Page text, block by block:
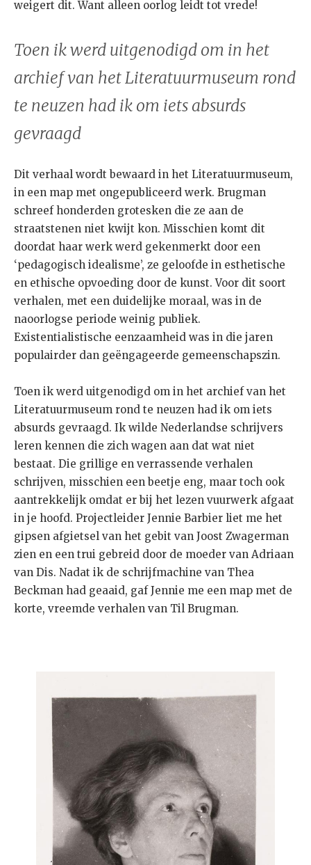
weigert dit. Want alleen oorlog leidt tot vrede!
Toen ik werd uitgenodigd om in het
archief van het Literatuurmuseum rond
te neuzen had ik om iets absurds
gevraagd
Dit verhaal wordt bewaard in het Literatuurmuseum,
in een map met ongepubliceerd werk. Brugman
schreef honderden grotesken die ze aan de
straatstenen niet kwijt kon. Misschien komt dit
doordat haar werk werd gekenmerkt door een
‘pedagogisch idealisme’, ze geloofde in esthetische
en ethische opvoeding door de kunst. Voor dit soort
verhalen, met een duidelijke moraal, was in de
naoorlogse periode weinig publiek.
Existentialistische eenzaamheid was in die jaren
populairder dan geëngageerde gemeenschapszin.
Toen ik werd uitgenodigd om in het archief van het
Literatuurmuseum rond te neuzen had ik om iets
absurds gevraagd. Ik wilde Nederlandse schrijvers
leren kennen die zich wagen aan dat wat niet
bestaat. Die grillige en verrassende verhalen
schrijven, misschien een beetje eng, maar toch ook
aantrekkelijk omdat er bij het lezen vuurwerk afgaat
in je hoofd. Projectleider Jennie Barbier liet me het
gipsen afgietsel van het gebit van Joost Zwagerman
zien en een trui gebreid door de moeder van Adriaan
van Dis. Nadat ik de schrijfmachine van Thea
Beckman had geaaid, gaf Jennie me een map met de
korte, vreemde verhalen van Til Brugman.